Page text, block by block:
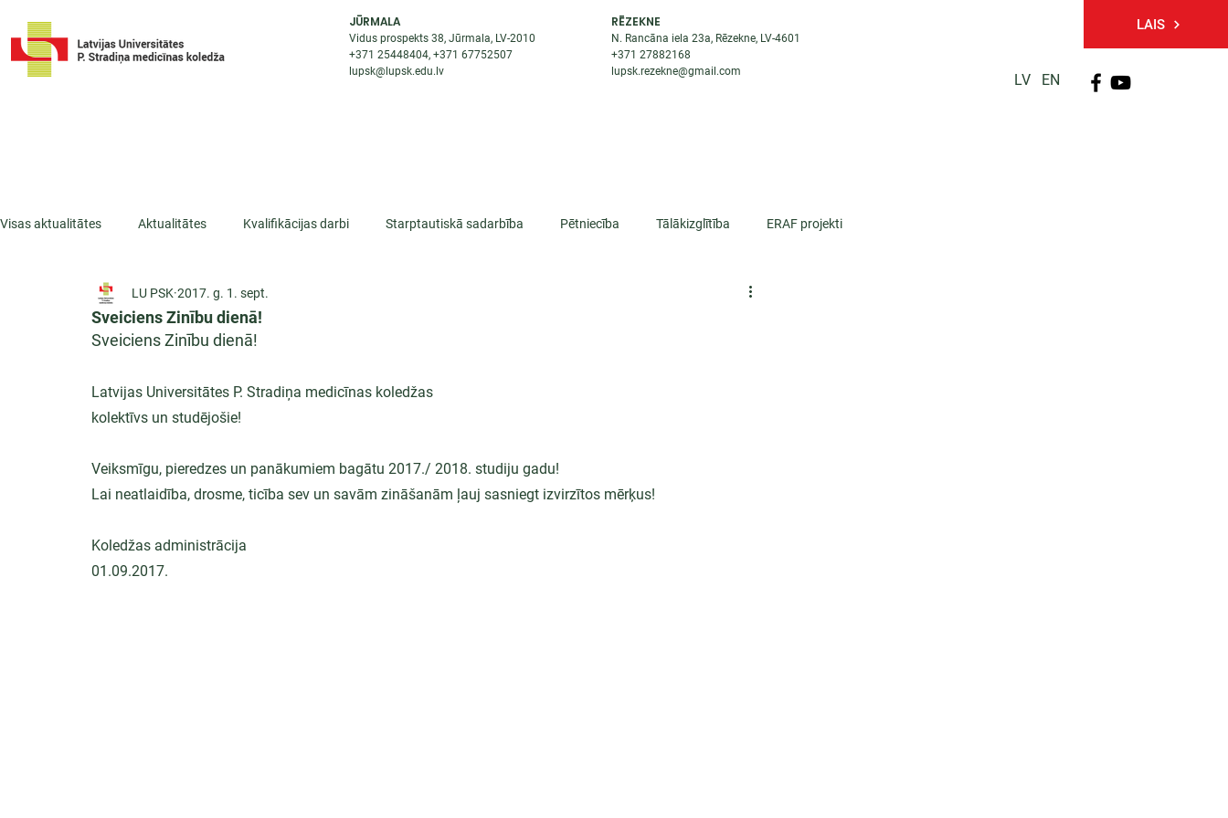
JŪRMALA
Vidus prospekts 38, Jūrmala, LV-2010
+371 25448404, +37167752507
lupsk@lupsk.edu.lv
RĒZEKNE
N. Rancāna iela 23a, Rēzekne, LV-4601
+37127882168
lupsk.rezekne@gmail.com
LAIS
LV EN
Visas aktualitātes Aktualitātes Kvalifikācijas darbi Starptautiskā sadarbība Pētniecība Tālākizglītība ERAF projekti
ESF projekti Iepazīsti profesiju
Sveiciens Zinību dienā!
LU PSK 2017. g. 1. sept.
Sveiciens Zinību dienā!
Latvijas Universitātes P. Stradiņa medicīnas koledžas
kolektīvs un studējošie!
Veiksmīgu, pieredzes un panākumiem bagātu 2017./ 2018. studiju gadu!
Lai neatlaidība, drosme, ticība sev un savām zināšanām ļauj sasniegt izvirzītos mērķus!
Koledžas administrācija
01.09.2017.